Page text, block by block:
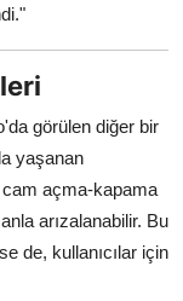
görülen diğer bir
yaşanan
cam açma-kapama
arızalanabilir. Bu
de, kullanıcılar için